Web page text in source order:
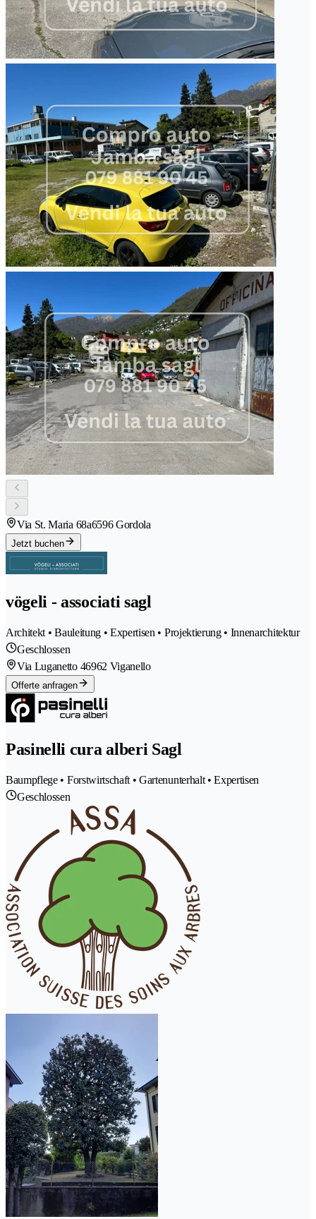
Via St. Maria 68a6596 Gordola
Jetzt buchen
vögeli - associati sagl
Architekt • Bauleitung • Expertisen • Projektierung • Innenarchitektur
Geschlossen
Via Luganetto 46962 Viganello
Offerte anfragen
Pasinelli cura alberi Sagl
Baumpflege • Forstwirtschaft • Gartenunterhalt • Expertisen
Geschlossen